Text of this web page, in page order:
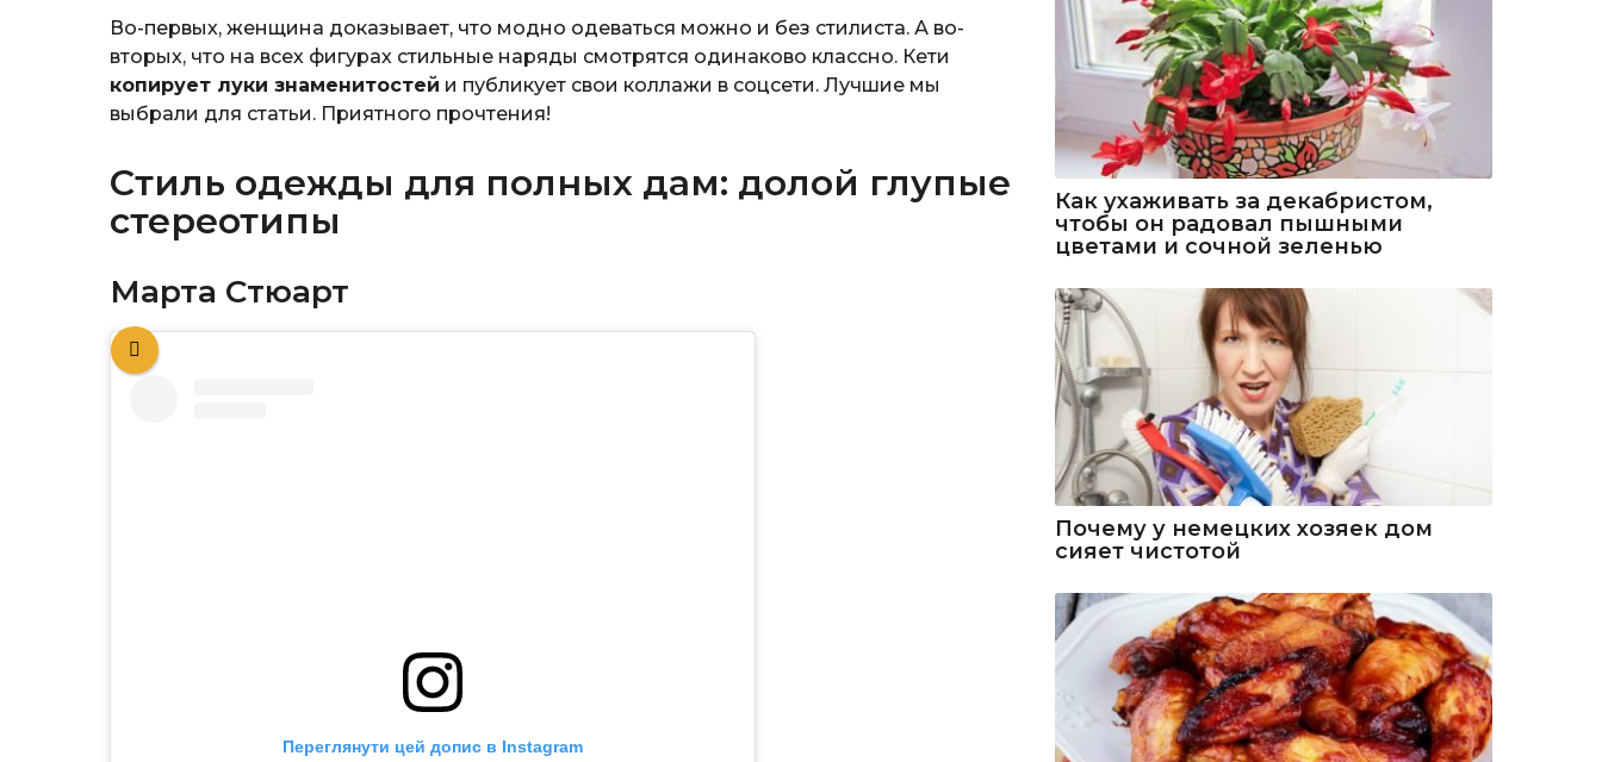
Во-первых, женщина доказывает, что модно одеваться можно и без стилиста. А во-
вторых, что на всех фигурах стильные наряды смотрятся одинаково классно. Кети
копирует луки знаменитостей и публикует свои коллажи в соцсети. Лучшие мы
выбрали для статьи. Приятного прочтения!
Стиль одежды для полных дам: долой глупые
стереотипы
Марта Стюарт
Переглянути цей допис в Instagram
Как ухаживать за декабристом,
чтобы он радовал пышными
цветами и сочной зеленью
Почему у немецких хозяек дом
сияет чистотой